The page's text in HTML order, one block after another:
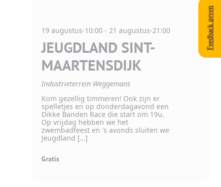
JEUGDLAND SINT-
MAARTENSDIJK
19 augustus-10:00 - 21 augustus-21:00
Industrieterrein Weggemans
Kom gezellig timmeren! Ook zijn er
spelletjes en op donderdagavond een
Dikke Banden Race die start om 19u.
Op vrijdag hebben we het
zwembadfeest en 's avonds sluiten we
Jeugdland […]
Gratis
Feedback geven